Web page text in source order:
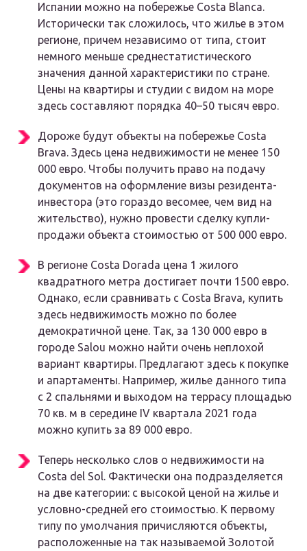
Испании можно на побережье Costa Blanca.
Исторически так сложилось, что жилье в этом
регионе, причем независимо от типа, стоит
немного меньше среднестатистического
значения данной характеристики по стране.
Цены на квартиры и студии с видом на море
здесь составляют порядка 40–50 тысяч евро.
Дороже будут объекты на побережье Costa
Brava. Здесь цена недвижимости не менее 150
000 евро. Чтобы получить право на подачу
документов на оформление визы резидента-
инвестора (это гораздо весомее, чем вид на
жительство), нужно провести сделку купли-
продажи объекта стоимостью от 500 000 евро.
В регионе Costa Dorada цена 1 жилого
квадратного метра достигает почти 1500 евро.
Однако, если сравнивать с Costa Brava, купить
здесь недвижимость можно по более
демократичной цене. Так, за 130 000 евро в
городе Salou можно найти очень неплохой
вариант квартиры. Предлагают здесь к покупке
и апартаменты. Например, жилье данного типа
с 2 спальнями и выходом на террасу площадью
70 кв. м в середине IV квартала 2021 года
можно купить за 89 000 евро.
Теперь несколько слов о недвижимости на
Costa del Sol. Фактически она подразделяется
на две категории: с высокой ценой на жилье и
условно-средней его стоимостью. К первому
типу по умолчания причисляются объекты,
расположенные на так называемой Золотой